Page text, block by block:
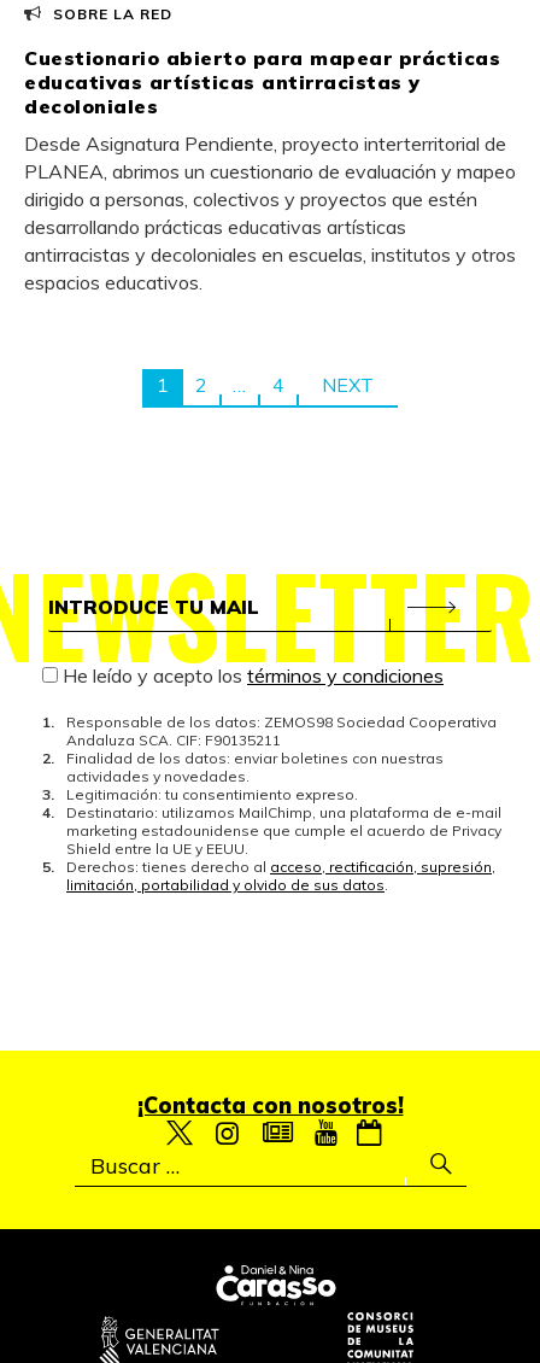
SOBRE LA RED
Cuestionario abierto para mapear prácticas
educativas artísticas antirracistas y
decoloniales
Desde Asignatura Pendiente, proyecto interterritorial de
PLANEA, abrimos un cuestionario de evaluación y mapeo
dirigido a personas, colectivos y proyectos que estén
desarrollando prácticas educativas artísticas
antirracistas y decoloniales en escuelas, institutos y otros
espacios educativos.
1 2 … 4 NEXT
He leído y acepto los términos y condiciones
Responsable de los datos: ZEMOS98 Sociedad Cooperativa
Andaluza SCA. CIF: F90135211
Finalidad de los datos: enviar boletines con nuestras
actividades y novedades.
Legitimación: tu consentimiento expreso.
Destinatario: utilizamos MailChimp, una plataforma de e-mail
marketing estadounidense que cumple el acuerdo de Privacy
Shield entre la UE y EEUU.
Derechos: tienes derecho al acceso, rectificación, supresión,
limitación, portabilidad y olvido de sus datos
¡Contacta con nosotros!